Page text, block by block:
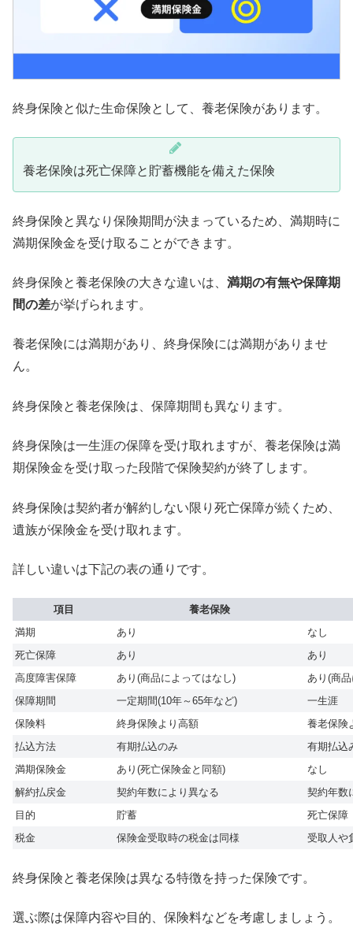
終身保険と似た生命保険として、養老保険があります。
養老保険は死亡保障と貯蓄機能を備えた保険
終身保険と異なり保険期間が決まっているため、満期時に
満期保険金を受け取ることができます。
終身保険と養老保険の大きな違いは、 満期の有無や保障期
間の差が挙げられます。
養老保険には満期があり、終身保険には満期がありませ
ん。
終身保険と養老保険は、保障期間も異なります。
終身保険は一生涯の保障を受け取れますが、養老保険は満
期保険金を受け取った段階で保険契約が終了します。
終身保険は契約者が解約しない限り死亡保障が続くため、
遺族が保険金を受け取れます。
詳しい違いは下記の表の通りです。
項目
養老保険
満期
あり
なし
死亡保障
あり
あり
高度障害保障
あり(商品によってはなし)
あり(商
保障期間
一定期間(10年～65年など)
一生涯
保険料
終身保険より高額
養老保険
払込方法
有期払込のみ
有期払込
満期保険金
あり(死亡保険金と同額)
なし
解約払戻金
契約年数により異なる
契約年数
目的
貯蓄
死亡保障
税金
保険金受取時の税金は同様 受取人や
終身保険と養老保険は異なる特徴を持った保険です。
選ぶ際は保障内容や目的、保険料などを考慮しましょう。